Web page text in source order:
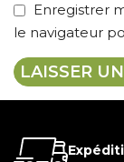
Enregistrer
le navigateur